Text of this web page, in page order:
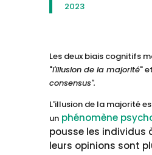
2023
Les deux biais cognitifs
"l'illusion de la majorité"
consensus".
L'illusion de la majorité
un phénomène
pousse les individus
leurs opinions sont